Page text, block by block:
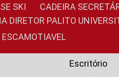
SKI
CADEIRA
DIRETOR PALITO
ESCAMOTIAVEL
Escritório